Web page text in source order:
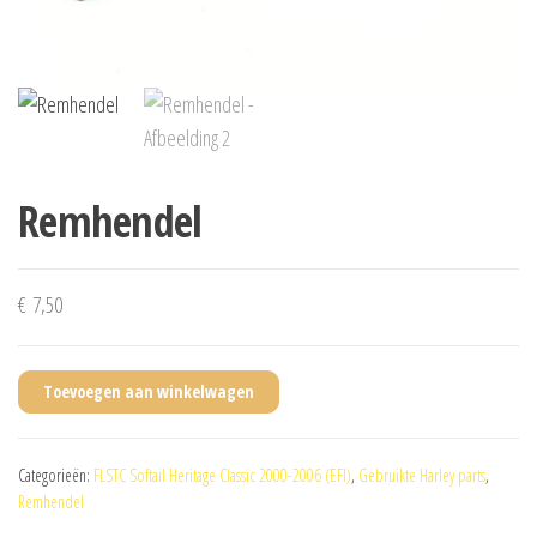
Remhendel
€ 7,50
Toevoegen aan winkelwagen
Categorieën: FLSTC Softail Heritage Classic 2000-2006 (EFI), Gebruikte Harley parts,
Remhendel